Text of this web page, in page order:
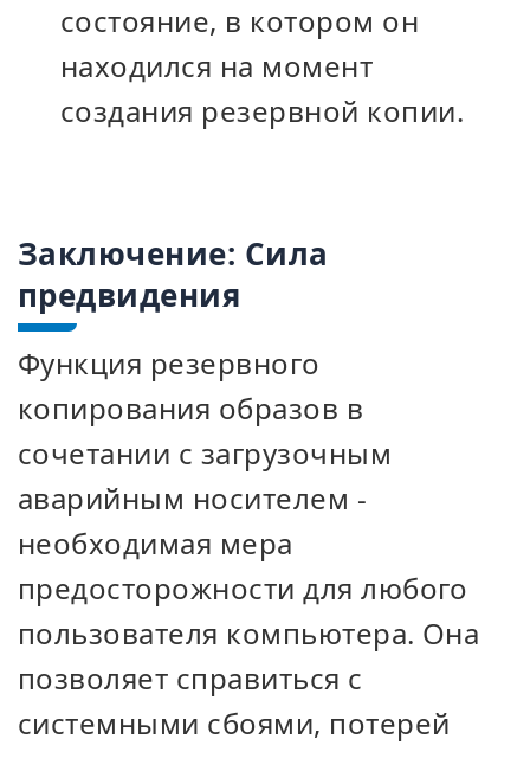
состояние, в котором он
находился на момент
создания резервной копии.
Заключение: Сила
предвидения
Функция резервного
копирования образов в
сочетании с загрузочным
аварийным носителем -
необходимая мера
предосторожности для любого
пользователя компьютера. Она
позволяет справиться с
системными сбоями, потерей